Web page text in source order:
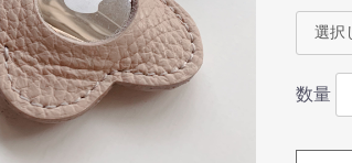
数量